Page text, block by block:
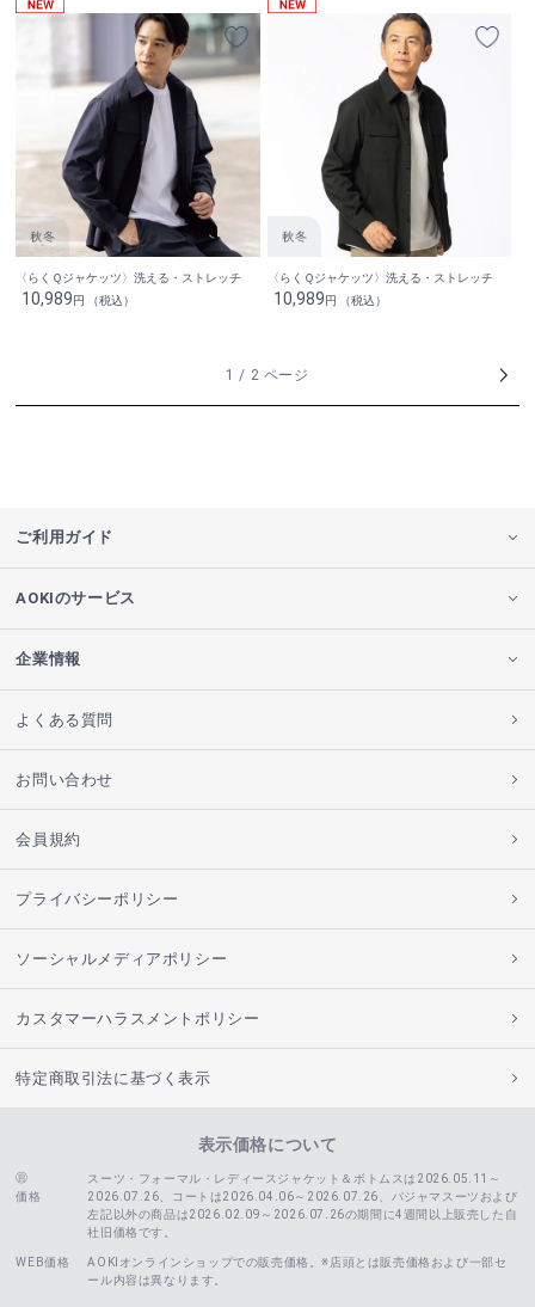
〈らくＱジャケッツ〉洗える・ストレッチ
10,989円 （税込）
〈らくＱジャケッツ〉洗える・ストレッチ
10,989円 （税込）
1 / 2 ページ
ご利用ガイド
AOKIのサービス
企業情報
よくある質問
お問い合わせ
会員規約
プライバシーポリシー
ソーシャルメディアポリシー
カスタマーハラスメントポリシー
特定商取引法に基づく表示
表示価格について
価格
スーツ・フォーマル・レディースジャケット＆ボトムスは2026.05.11～
2026.07.26、コートは2026.04.06～2026.07.26、
パジャマスーツおよび
左記以外の商品は2026.02.09～2026.07.26の期間に4週間以上販売した自
社旧価格です。
WEB価格
AOKIオンラインショップでの販売価格。※店頭とは販売価格および一部セ
ール内容は異なります。